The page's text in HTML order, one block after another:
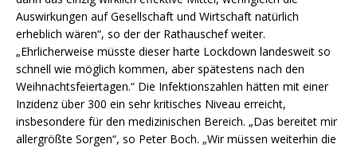
Auswirkungen auf Gesellschaft und Wirtschaft natürlich
erheblich wären“, so der der Rathauschef weiter.
„Ehrlicherweise müsste dieser harte Lockdown landesweit so
schnell wie möglich kommen, aber spätestens nach den
Weihnachtsfeiertagen.“ Die Infektionszahlen hätten mit einer
Inzidenz über 300 ein sehr kritisches Niveau erreicht,
insbesondere für den medizinischen Bereich. „Das bereitet mir
allergrößte Sorgen“, so Peter Boch. „Wir müssen weiterhin die